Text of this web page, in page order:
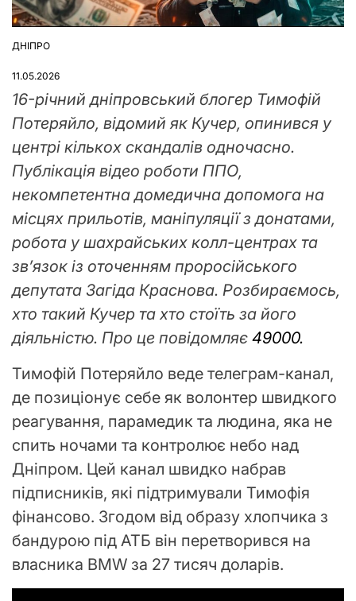
ОПУБЛІКУВАТИ
ДНІПРО
11.05.2026
16-річний дніпровський блогер Тимофій
Потеряйло, відомий як Кучер, опинився у
центрі кількох скандалів одночасно.
Публікація відео роботи ППО,
некомпетентна домедична допомога на
місцях прильотів, маніпуляції з донатами,
робота у шахрайських колл-центрах та
звʼязок із оточенням проросійського
депутата Загіда Краснова. Розбираємось,
хто такий Кучер та хто стоїть за його
діяльністю. Про це повідомляє 49000.
Тимофій Потеряйло веде телеграм-канал,
де позиціонує себе як волонтер швидкого
реагування, парамедик та людина, яка не
спить ночами та контролює небо над
Дніпром. Цей канал швидко набрав
підписників, які підтримували Тимофія
фінансово. Згодом від образу хлопчика з
бандурою під АТБ він перетворився на
власника BMW за 27 тисяч доларів.